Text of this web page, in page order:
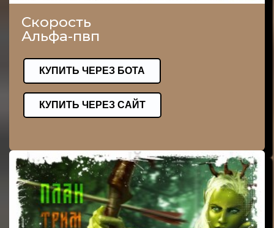
Скорость
Альфа-пвп
КУПИТЬ ЧЕРЕЗ БОТА
КУПИТЬ ЧЕРЕЗ САЙТ